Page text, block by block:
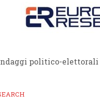
politico-